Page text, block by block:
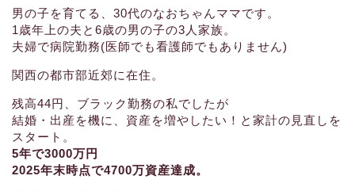
男の子を育てる、30代のなおちゃんママです。
1歳年上の夫と6歳の男の子の3人家族。
夫婦で病院勤務(医師でも看護師でもありません)
関西の都市部近郊に在住。
残高44円、ブラック勤務の私でしたが
結婚・出産を機に、資産を増やしたい！と家計の見直しを
スタート。
5年で3000万円
2025年末時点で4700万資産達成。